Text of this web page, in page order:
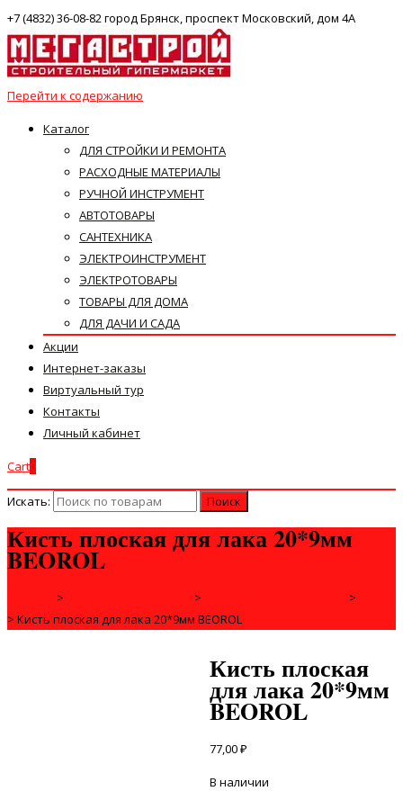
+7 (4832) 36-08-82 город Брянск, проспект Московский, дом 4А
Перейти к содержанию
Каталог
ДЛЯ СТРОЙКИ И РЕМОНТА
РАСХОДНЫЕ МАТЕРИАЛЫ
РУЧНОЙ ИНСТРУМЕНТ
АВТОТОВАРЫ
САНТЕХНИКА
ЭЛЕКТРОИНСТРУМЕНТ
ЭЛЕКТРОТОВАРЫ
ТОВАРЫ ДЛЯ ДОМА
ДЛЯ ДАЧИ И САДА
Акции
Интернет-заказы
Виртуальный тур
Контакты
Личный кабинет
Cart
Искать:
Кисть плоская для лака 20*9мм
BEOROL
> > >
> Кисть плоская для лака 20*9мм BEOROL
Кисть плоская
для лака 20*9мм
BEOROL
77,00₽
В наличии